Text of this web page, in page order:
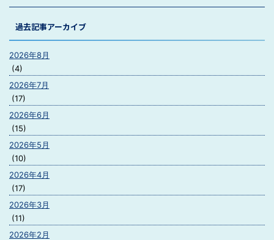
過去記事アーカイブ
2026年8月
(4)
2026年7月
(17)
2026年6月
(15)
2026年5月
(10)
2026年4月
(17)
2026年3月
(11)
2026年2月